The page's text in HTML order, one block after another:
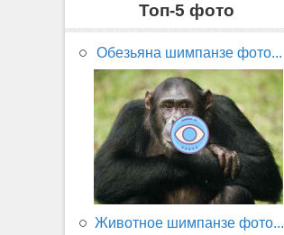
Топ-5 фото
Обезьяна шимпанзе фото...
Животное шимпанзе фото...